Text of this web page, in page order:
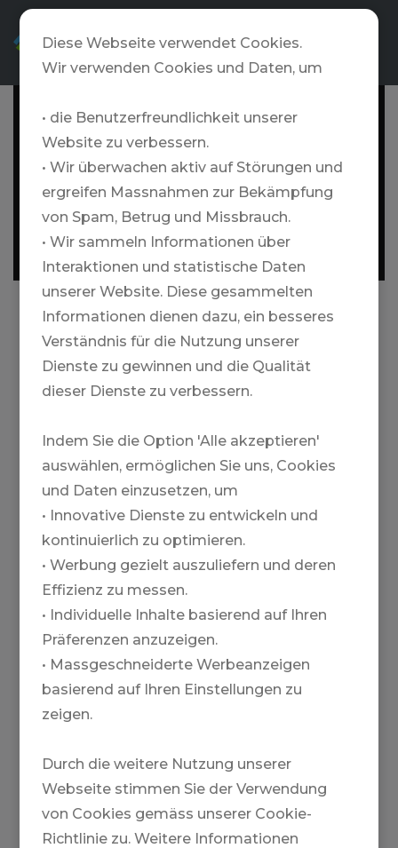
DE
Skitouren in Japan
Tourenski durchs authentische Japan.
Erfahrene Bergführer begleiten kleine
Gruppen durch tief verschneite
Landschaften auf Hokkaido und Honshu,
fernab der überfüllten Pisten.
Diese Webseite verwendet Cookies.
Wir verwenden Cookies und Daten, um
• die Benutzerfreundlichkeit unserer
Website zu verbessern.
• Wir überwachen aktiv auf Störungen und
ergreifen Massnahmen zur Bekämpfung
von Spam, Betrug und Missbrauch.
• Wir sammeln Informationen über
Interaktionen und statistische Daten
unserer Website. Diese gesammelten
Informationen dienen dazu, ein besseres
Verständnis für die Nutzung unserer
Dienste zu gewinnen und die Qualität
dieser Dienste zu verbessern.
Indem Sie die Option 'Alle akzeptieren'
auswählen, ermöglichen Sie uns, Cookies
und Daten einzusetzen, um
• Innovative Dienste zu entwickeln und
kontinuierlich zu optimieren.
• Werbung gezielt auszuliefern und deren
Effizienz zu messen.
• Individuelle Inhalte basierend auf Ihren
Präferenzen anzuzeigen.
• Massgeschneiderte Werbeanzeigen
basierend auf Ihren Einstellungen zu
zeigen.
Durch die weitere Nutzung unserer
Webseite stimmen Sie der Verwendung
von Cookies gemäss unserer Cookie-
Richtlinie zu. Weitere Informationen